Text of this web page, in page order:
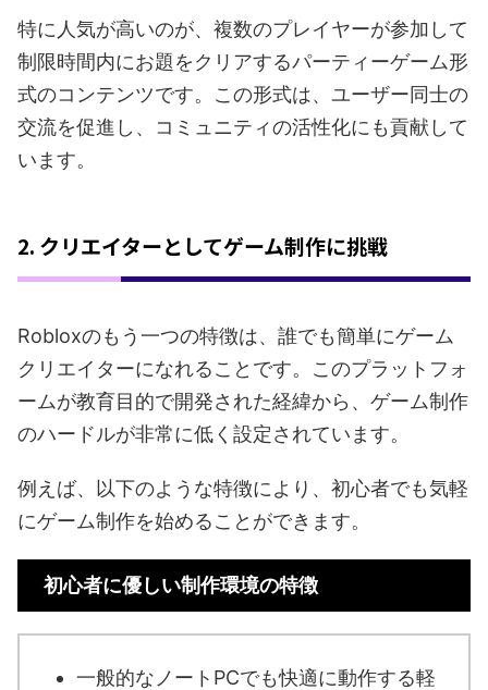
特に人気が高いのが、複数のプレイヤーが参加して
制限時間内にお題をクリアするパーティーゲーム形
式のコンテンツです。この形式は、ユーザー同士の
交流を促進し、コミュニティの活性化にも貢献して
います。
2. クリエイターとしてゲーム制作に挑戦
Robloxのもう一つの特徴は、誰でも簡単にゲーム
クリエイターになれることです。このプラットフォ
ームが教育目的で開発された経緯から、ゲーム制作
のハードルが非常に低く設定されています。
例えば、以下のような特徴により、初心者でも気軽
にゲーム制作を始めることができます。
初心者に優しい制作環境の特徴
一般的なノートPCでも快適に動作する軽